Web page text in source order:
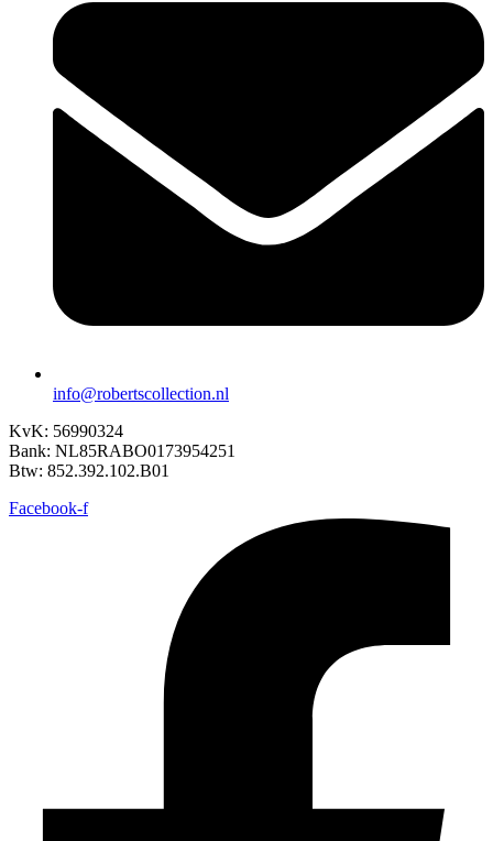
info@robertscollection.nl
KvK: 56990324
Bank: NL85RABO0173954251
Btw: 852.392.102.B01
Facebook-f